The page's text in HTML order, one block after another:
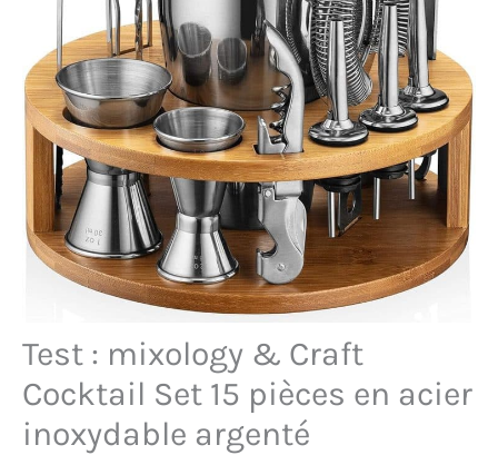
Test : mixology & Craft
Cocktail Set 15 pièces en acier
inoxydable argenté